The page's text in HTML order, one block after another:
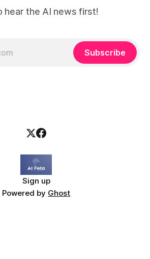
hear the AI news first!
Subscribe
Sign up
Powered by Ghost